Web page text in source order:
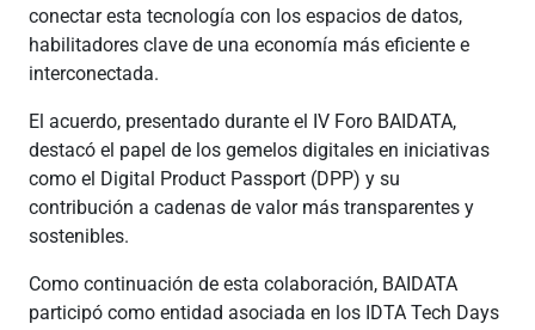
conectar esta tecnología con los espacios de datos,
habilitadores clave de una economía más eficiente e
interconectada.
El acuerdo, presentado durante el IV Foro BAIDATA,
destacó el papel de los gemelos digitales en iniciativas
como el Digital Product Passport (DPP) y su
contribución a cadenas de valor más transparentes y
sostenibles.
Como continuación de esta colaboración, BAIDATA
participó como entidad asociada en los IDTA Tech Days